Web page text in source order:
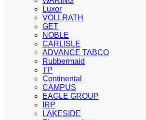
Luxor
VOLLRATH
GET
NOBLE
CARLISLE
ADVANCE TABCO
Rubbermaid
TP
Continental
CAMPUS
EAGLE GROUP
IRP
LAKESIDE